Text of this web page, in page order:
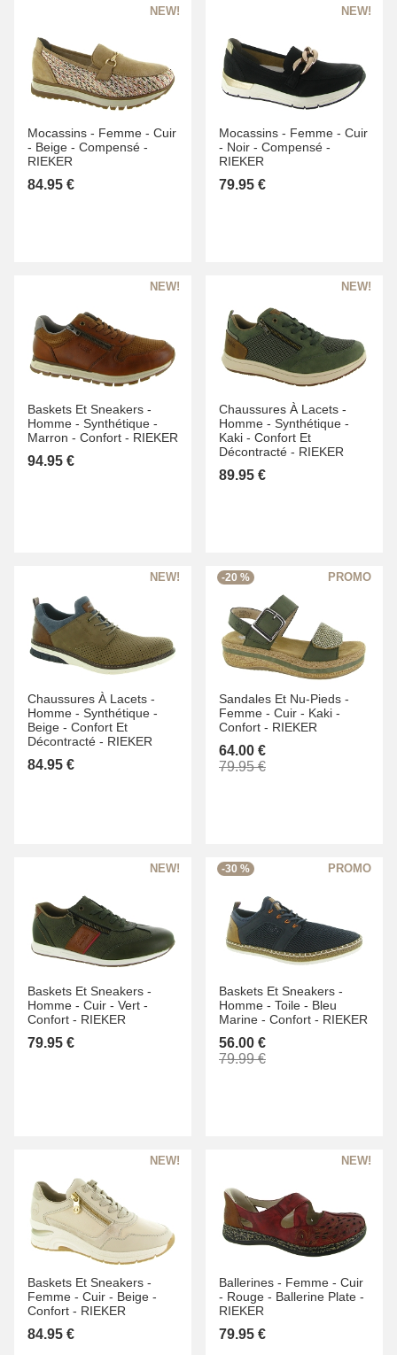
Mocassins - Femme - Cuir
- Beige - Compensé -
RIEKER
84.95 €
Mocassins - Femme - Cuir
- Noir - Compensé -
RIEKER
79.95 €
Baskets Et Sneakers -
Homme - Synthétique -
Marron - Confort - RIEKER
94.95 €
Chaussures À Lacets -
Homme - Synthétique -
Kaki - Confort Et
Décontracté - RIEKER
89.95 €
Chaussures À Lacets -
Homme - Synthétique -
Beige - Confort Et
Décontracté - RIEKER
84.95 €
-20 %
Sandales Et Nu-Pieds -
Femme - Cuir - Kaki -
Confort - RIEKER
64.00 €
79.95 €
Baskets Et Sneakers -
Homme - Cuir - Vert -
Confort - RIEKER
79.95 €
-30 %
Baskets Et Sneakers -
Homme - Toile - Bleu
Marine - Confort - RIEKER
56.00 €
79.99 €
Baskets Et Sneakers -
Femme - Cuir - Beige -
Confort - RIEKER
84.95 €
Ballerines - Femme - Cuir
- Rouge - Ballerine Plate -
RIEKER
79.95 €